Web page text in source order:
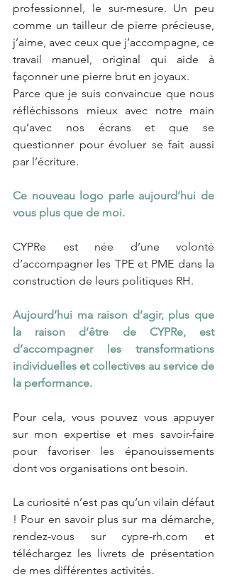
professionnel, le sur-mesure. Un peu
comme un tailleur de pierre précieuse,
j’aime, avec ceux que j’accompagne, ce
travail manuel, original qui aide à
façonner une pierre brut en joyaux.
Parce que je suis convaincue que nous
réfléchissons mieux avec notre main
qu’avec nos écrans et que se
questionner pour évoluer se fait aussi
par l’écriture.
Ce nouveau logo parle aujourd’hui de
vous plus que de moi.
CYPRe est née d’une volonté
d’accompagner les TPE et PME dans la
construction de leurs politiques RH.
Aujourd’hui ma raison d’agir, plus que
la raison d’être de CYPRe, est
d’accompagner les transformations
individuelles et collectives au service de
la performance.
Pour cela, vous pouvez vous appuyer
sur mon expertise et mes savoir-faire
pour favoriser les épanouissements
dont vos organisations ont besoin.
La curiosité n’est pas qu’un vilain défaut
! Pour en savoir plus sur ma démarche,
rendez-vous sur cypre-rh.com et
téléchargez les livrets de présentation
de mes différentes activités.